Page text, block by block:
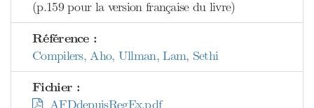
(p.159 pour la version française du livre)
Référence :
Compilers, Aho, Ullman, Lam, Sethi
Fichier :
AFDdepuisRegEx.pdf